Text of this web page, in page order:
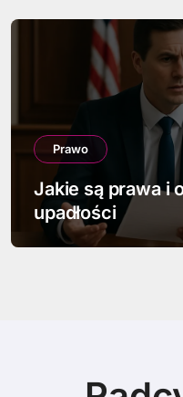
Prawo
Jak napisać
spadkowej